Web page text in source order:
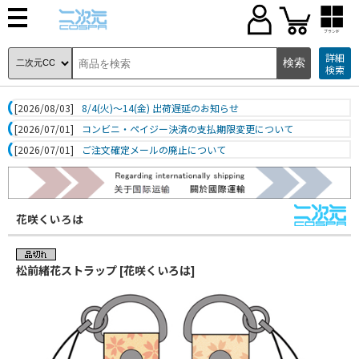
ブランド
詳細
検索
[2026/08/03]
8/4(火)～14(金) 出荷遅延のお知らせ
[2026/07/01]
コンビニ・ペイジー決済の支払期限変更について
[2026/07/01]
ご注文確定メールの廃止について
花咲くいろは
松前緒花ストラップ [花咲くいろは]